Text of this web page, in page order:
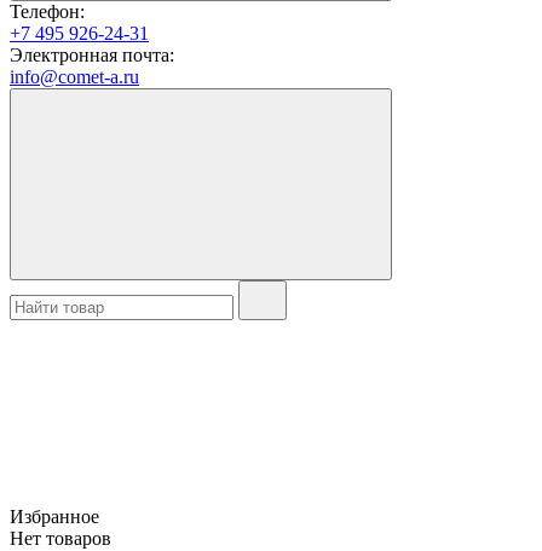
Телефон:
+7 495 926-24-31
Электронная почта:
info@comet-a.ru
Избранное
Нет товаров